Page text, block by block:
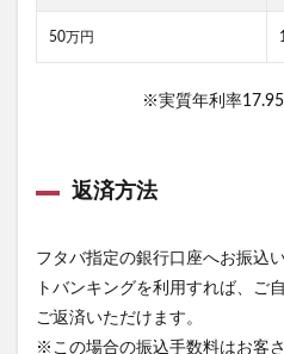
50万円
※実質年利率
返済方法
フタバ指定の銀行口座へお振込
トバンキングを利用すれば、ご
ご返済いただけます。
※この場合の振込手数料はお客